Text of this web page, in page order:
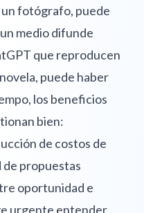
fotógrafo, puede
medio difunde
que reproducen
puede haber
los beneficios
bien:
de costos de
propuestas
oportunidad e
urgente entender